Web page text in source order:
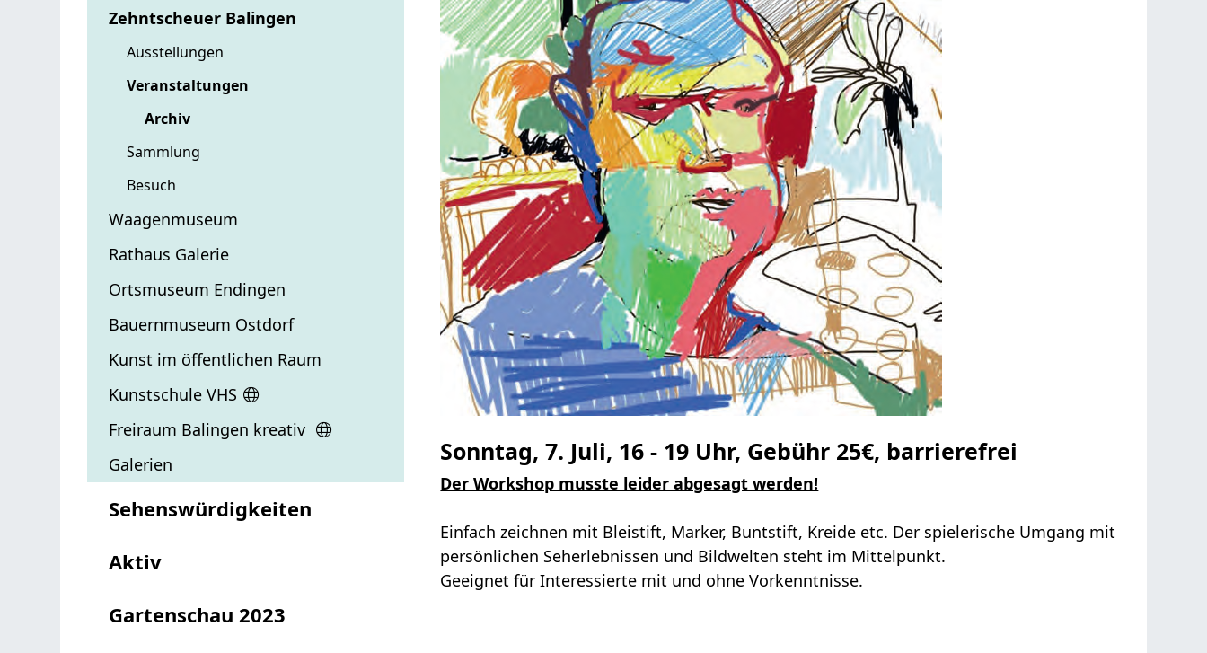
Zehntscheuer Balingen
Ausstellungen
Veranstaltungen
Archiv
Sammlung
Besuch
Waagenmuseum
Rathaus Galerie
Ortsmuseum Endingen
Bauernmuseum Ostdorf
Kunst im öffentlichen Raum
Kunstschule VHS
Freiraum Balingen kreativ
Galerien
Sehenswürdigkeiten
Aktiv
Gartenschau 2023
Sonntag, 7. Juli, 16 - 19 Uhr, Gebühr 25€, barrierefrei
Der Workshop musste leider abgesagt werden!
Einfach zeichnen mit Bleistift, Marker, Buntstift, Kreide etc. Der spielerische Umgang mit
persönlichen Seherlebnissen und Bildwelten steht im Mittelpunkt.
Geeignet für Interessierte mit und ohne Vorkenntnisse.